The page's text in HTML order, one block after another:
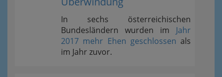
In sechs österreichischen
Bundesländern wurden im Jahr
2017 mehr Ehen geschlossen als
im Jahr zuvor.